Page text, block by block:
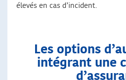
élevés en cas d’incident.
Les options
intégrant une